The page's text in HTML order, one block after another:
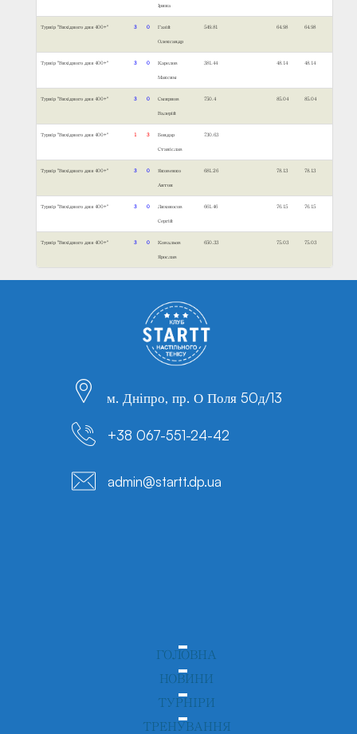
Ірина
Турнір "Вихідного дня 400+" 3 0 Газій
Олександр
549.81 64.98 64.98
Турнір "Вихідного дня 400+" 3 0 Карелов
Максим
381.44 48.14 48.14
Турнір "Вихідного дня 400+" 3 0 Смирнов
Валерій
750.4 85.04 85.04
Турнір "Вихідного дня 400+" 1 3 Бондар
Станіслав
730.63
Турнір "Вихідного дня 400+" 3 0 Яковенко
Антон
681.26 78.13 78.13
Турнір "Вихідного дня 400+" 3 0 Лихоносов
Сергій
661.46 76.15 76.15
Турнір "Вихідного дня 400+" 3 0 Ковальов
Ярослав
650.33 75.03 75.03
м. Дніпро, пр. О Поля 50д/13
+38 067-551-24-42
admin@startt.dp.ua
ГОЛОВНА
НОВИНИ
ТУРНІРИ
ТРЕНУВАННЯ